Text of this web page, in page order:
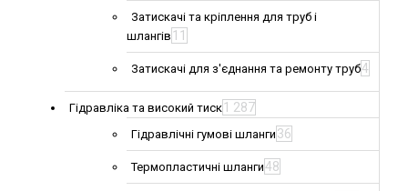
Затискачі та кріплення для труб і
шлангів 11
Затискачі для з'єднання та ремонту труб4
Гідравліка та високий тиск 1 287
Гідравлічні гумові шланги 36
Термопластичні шланги48